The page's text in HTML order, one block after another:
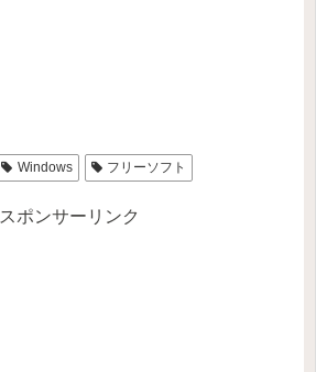
Windows フリーソフト
スポンサーリンク